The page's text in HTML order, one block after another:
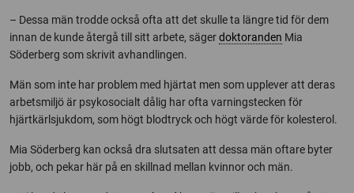
– Dessa män trodde också ofta att det skulle ta längre tid för dem
innan de kunde återgå till sitt arbete, sägerdoktoranden Mia
Söderberg som skrivit avhandlingen.
Män som inte har problem med hjärtat men som upplever att deras
arbetsmiljö är psykosocialt dålig har ofta varningstecken för
hjärtkärlsjukdom, som högt blodtryck och högt värde för kolesterol.
Mia Söderberg kan också dra slutsaten att dessa män oftare byter
jobb, och pekar här på en skillnad mellan kvinnor och män.